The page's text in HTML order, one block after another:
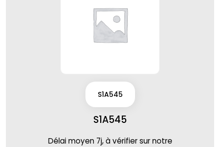
S1A545
S1A545
Délai moyen 7j, à vérifier sur notre